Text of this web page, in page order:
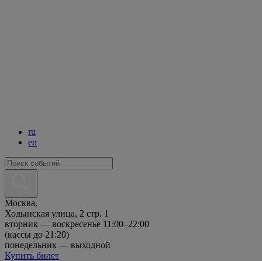
ru
en
Москва,
Ходынская улица, 2 стр. 1
вторник — воскресенье 11:00–22:00
(кассы до 21:20)
понедельник — выходной
Купить билет